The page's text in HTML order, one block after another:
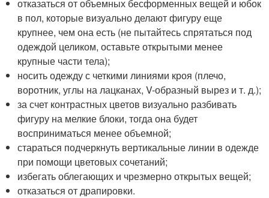
отказаться от объемных бесформенных вещей и юбок
в пол, которые визуально делают фигуру еще
крупнее, чем она есть (не пытайтесь спрятаться под
одеждой целиком, оставьте открытыми менее
крупные части тела);
носить одежду с четкими линиями кроя (плечо,
воротник, углы на лацканах, V-образный вырез и т. д.);
за счет контрастных цветов визуально разбивать
фигуру на мелкие блоки, тогда она будет
восприниматься менее объемной;
стараться подчеркнуть вертикальные линии в одежде
при помощи цветовых сочетаний;
избегать облегающих и чрезмерно открытых вещей;
отказаться от драпировки.